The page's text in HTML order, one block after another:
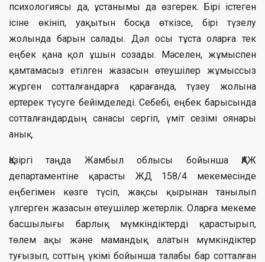
психологиясы да, ұстанымы да өзгерек. Бірі істеген
ісіне өкініп, уақытын босқа өткізсе, бірі түзелу
жолында барын салады. Дәл осы тұста оларға тек
еңбек қана қол ұшын созады. Мәселен, жұмыспен
қамтамасыз етілген жазасын өтеушілер жұмыссыз
жүрген сотталғандарға қарағанда, түзеу жолына
ертерек түсуге бейімделеді. Себебі, еңбек барысында
сотталғандардың санасы сергіп, үміт сезімі оянары
анық.
Қазіргі таңда Жамбыл облысы бойынша ҚАЖ
департаментіне қарасты ЖД 158/4 мекемесінде
еңбегімен көзге түсіп, жақсы қырынан танылып
үлгерген жазасын өтеушілер жетерлік. Оларға мекеме
басшылығы барлық мүмкіндіктерді қарастырып,
төлем ақы және мамандық алатын мүмкіндіктер
туғызып, соттың үкімі бойынша талабы бар сотталған